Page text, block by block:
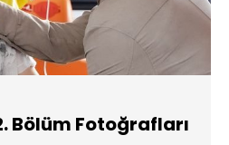
Bölüm Fotoğrafları